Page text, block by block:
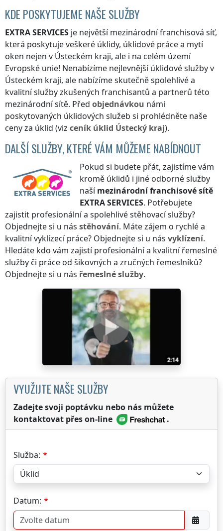
KDE POSKYTUJEME NAŠE SLUŽBY
EXTRA SERVICES je největší mezinárodní franchisová síť,
která poskytuje veškeré úklidy, úklidové práce a mytí
oken nejen v Ústeckém kraji, ale i na celém území
Evropské unie! Nenabízíme nejlevnější úklidové službyv
Ústeckém kraji, ale nabízíme skutečně spolehlivé a
kvalitní služby zkušených franchisantů a partnerů této
mezinárodní sítě. Před objednávkou námi
poskytovaných úklidových služeb si prohlédněte naše
ceny za úklid (viz ceník úklid Ústecký kraj).
DALŠÍ SLUŽBY, KTERÉ VÁM MŮŽEME NABÍDNOUT
Pokud si budete přát, zajistíme vám
kromě úklidů i jiné odborné služby
našímezinárodní franchisové sítě
EXTRA SERVICES. Potřebujete
zajistit profesionální a spolehlivé stěhovací služby?
Objednejte si u nás stěhování. Máte zájem o rychlé a
kvalitní vyklízecí práce? Objednejte si u nás vyklízení.
Hledáte kdo vám zajistí profesionální a kvalitní řemeslné
služby či práce od šikovných a zručných řemeslníků?
Objednejte si u nás řemeslné služby.
VYUŽIJTE NAŠE SLUŽBY
Zadejte svoji poptávku nebo nás můžete
kontaktovat přes on-line
.
Služba:
Datum: